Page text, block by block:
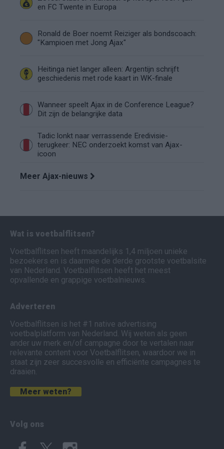
en FC Twente in Europa
Ronald de Boer noemt Reiziger als bondscoach:
"Kampioen met Jong Ajax"
Heitinga niet langer alleen: Argentijn schrijft
geschiedenis met rode kaart in WK-finale
Wanneer speelt Ajax in de Conference League?
Dit zijn de belangrijke data
Tadic lonkt naar verrassende Eredivisie-
terugkeer: NEC onderzoekt komst van Ajax-
icoon
Meer Ajax-nieuws
Wat is voetbalflitsen?
Voetbalflitsen heeft maandelijks 1,4 miljoen unieke
bezoekers en is daarmee de derde grootste voetbalsite
van Nederland. Voetbalflitsen heeft het meest
opvallende en grappige voetbalnieuws.
Adverteren
Voetbalflitsen is het #1 native advertising
voetbalplatform van Nederland. Wij weten als geen
ander uw merk en/of campagne door te vertalen naar
relevante content voor Voetbalflitsen, waardoor we in
staat zijn zeer succesvolle en efficiënte campagnes te
draaien.
Meer weten?
Volg ons